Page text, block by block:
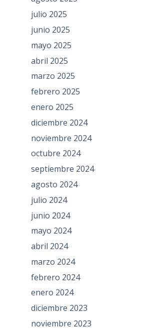
julio 2025
junio 2025
mayo 2025
abril 2025
marzo 2025
febrero 2025
enero 2025
diciembre 2024
noviembre 2024
octubre 2024
septiembre 2024
agosto 2024
julio 2024
junio 2024
mayo 2024
abril 2024
marzo 2024
febrero 2024
enero 2024
diciembre 2023
noviembre 2023